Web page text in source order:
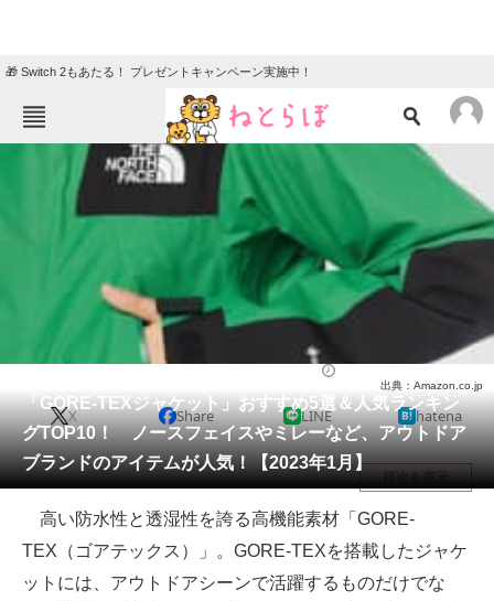
🎁 Switch 2もあたる！ プレゼントキャンペーン実施中！
ねとらぼメニュー
ニュース
クイズ
地域
教育・育児
会員記事
メディア
注目記事を集めた総合ページ
ITの今と未来を見通す
スマホと通信の最新トレンド
「GORE-TEXジャケット」おすすめ5選＆人気ランキン
グTOP10！ ノースフェイスやミレーなど、アウトドア
ブランドのアイテムが人気！【2023年1月】
出典：Amazon.co.jp
X Share LINE hatena
目次を表示
高い防水性と透湿性を誇る高機能素材「GORE-
TEX（ゴアテックス）」。GORE-TEXを搭載したジャケ
ットには、アウトドアシーンで活躍するものだけでな